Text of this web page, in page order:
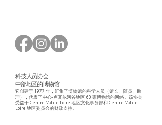
科技人员协会
中部地区的博物馆
它创建于 1977 年，汇集了博物馆的科学人员（馆长、随员、助
理），代表了中心-卢瓦尔河谷地区 60 家博物馆的网络。该协会
受益于 Centre-Val de Loire 地区文化事务部和 Centre-Val de
Loire 地区委员会的财政支持。